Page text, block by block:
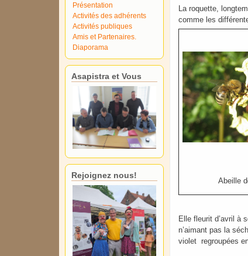
La roquette,
comme les
Abeille
Elle fleurit d’avril à
n’aimant pas la
violet regroupées
Présentation
Activités des adhérents
Activités publiques
Amis et Partenaires.
Diaporama
Asapistra et Vous
Rejoignez nous!